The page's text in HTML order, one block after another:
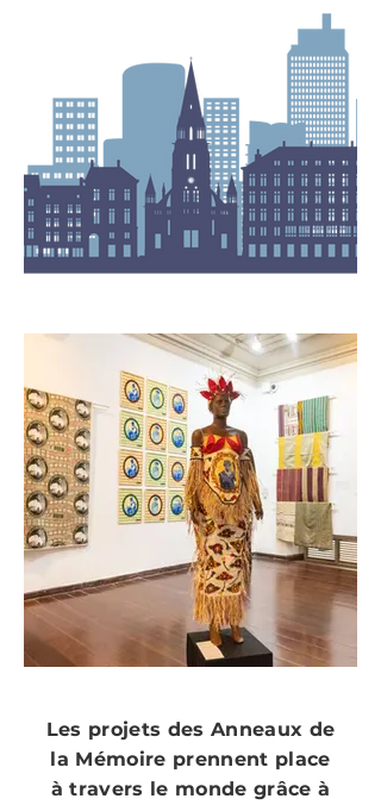
Les projets des Anneaux de
la Mémoire prennent place
à travers le monde grâce à